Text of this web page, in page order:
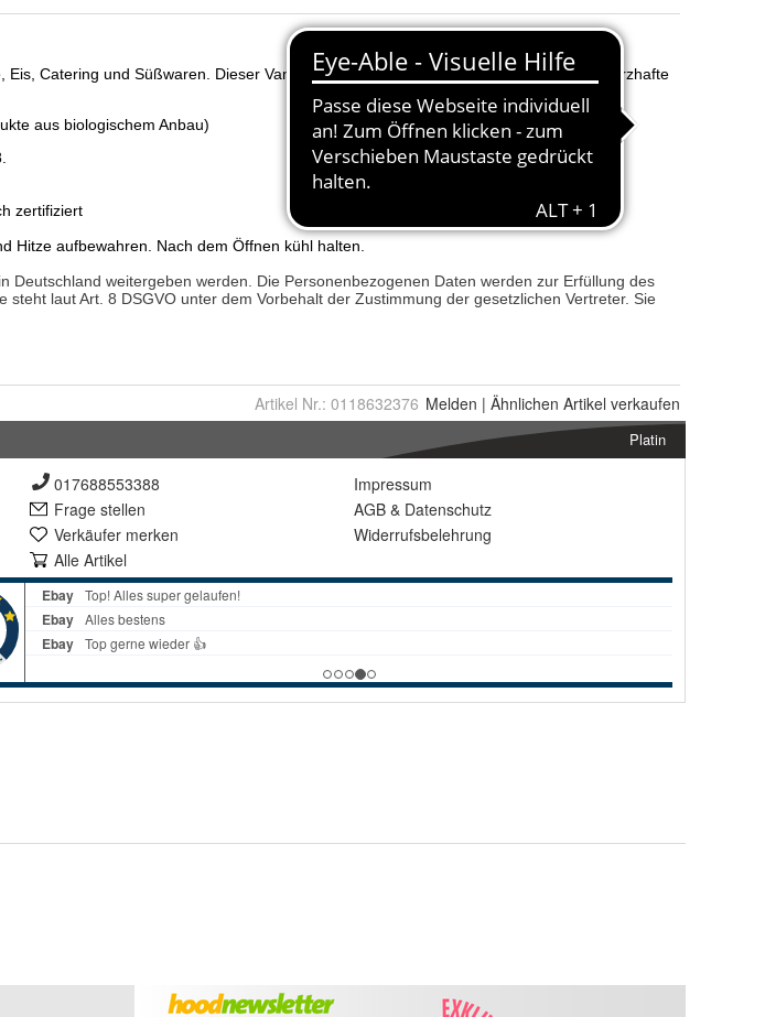
Artikel Nr.: 0118632376 Melden | Ähnlichen Artikel verkaufen
Platin
017688553388
Frage stellen
Verkäufer merken
Alle Artikel
Impressum
AGB & Datenschutz
Widerrufsbelehrung